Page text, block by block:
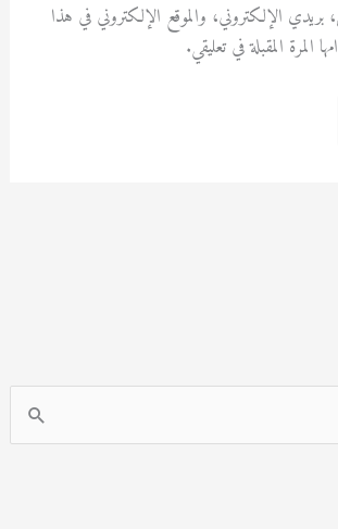
الإلكتروني، والموقع الإلكتروني في هذا
المرة المقبلة في تعليقي.